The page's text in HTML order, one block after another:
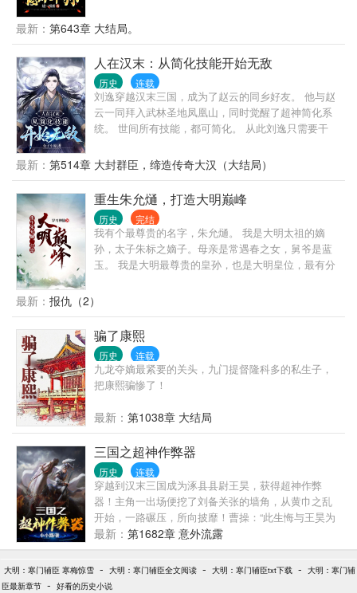
功，一统华夏，复国号为秦！ 这是小说，参考的有三
国演义，三国志，还有游戏的内容等等，不要用正史
的东西去定位这本小说，可能有些章节不如你意，但
我会尽量去圆。
最新： 第643章 大结局。
人在汉末：从简化技能开始无敌
历史 连载
刘逸穿越汉末三国，成为了赵云的同乡好友。 他与赵
云一同拜入武林圣地凤凰山，同时觉醒了超神简化系
统。 世间所有技能，都可简化。 从此刘逸只需要干
不断增加。 刘逸只需在无聊时数一数钱币，就成为一
代商业奇才。 随着刘逸简化的技能越来越多，不论是
武道修为还是兵法谋略，他都可以信手拈来。 待乱世
到来，天下群雄并起... 刘逸便以无敌之姿，纵横天
下！
最新： 第514章 大封群臣，缔造传奇大汉（大结局）
重生朱允熥，打造大明巅峰
历史 完结
我有个最尊贵的名字，朱允熥。 我是大明太祖的嫡
孙，太子朱标之嫡子。母亲是常遇春之女，舅爷是蓝
玉。 我是大明最尊贵的皇孙，也是大明皇位，最有分
最新： 报仇（2）
骗了康熙
历史 连载
九龙夺嫡最紧要的关头，九门提督隆科多的私生子，
把康熙骗惨了！
最新： 第1038章 大结局
三国之超神作弊器
历史 连载
穿越到汉末三国成为涿县县尉王昊，获得超神作弊
器！主角一出场便挖了刘备关张的墙角，从黄巾之乱
开始，一路碾压，所向披靡！曹操：“此生悔与王昊为
敌！”吕布：“王昊！才是真正的武神！”周瑜：“既生
瑜，何生昊！”看王昊如何在超级作弊器的辅助下，醒
掌天下权，醉卧美人膝，建立属于自己的帝国！
最新： 第1682章 意外流露
大明：寒门辅臣 寒梅惊雪 - 大明：寒门辅臣全文阅读 - 大明：寒门辅臣txt下载 - 大明：寒门辅
臣最新章节 - 好看的历史小说